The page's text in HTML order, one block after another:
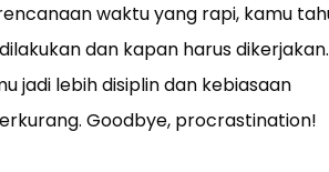
waktu yang rapi, kamu
dan kapan harus dikerjakan.
jadi lebih disiplin dan kebiasaan
Goodbye, procrastination!